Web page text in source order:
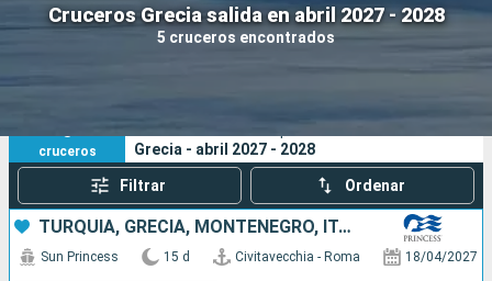
Cruceros Grecia salida en abril 2027 - 2028
5 cruceros encontrados
Nuestros destinos
Buscar
5
cruceros
Grecia - abril 2027 - 2028
Filtrar Ordenar
TURQUÍA, GRECIA, MONTENEGRO, ITALIA, ESPAÑA
Sun Princess 15 d Civitavecchia - Roma 18/04/2027